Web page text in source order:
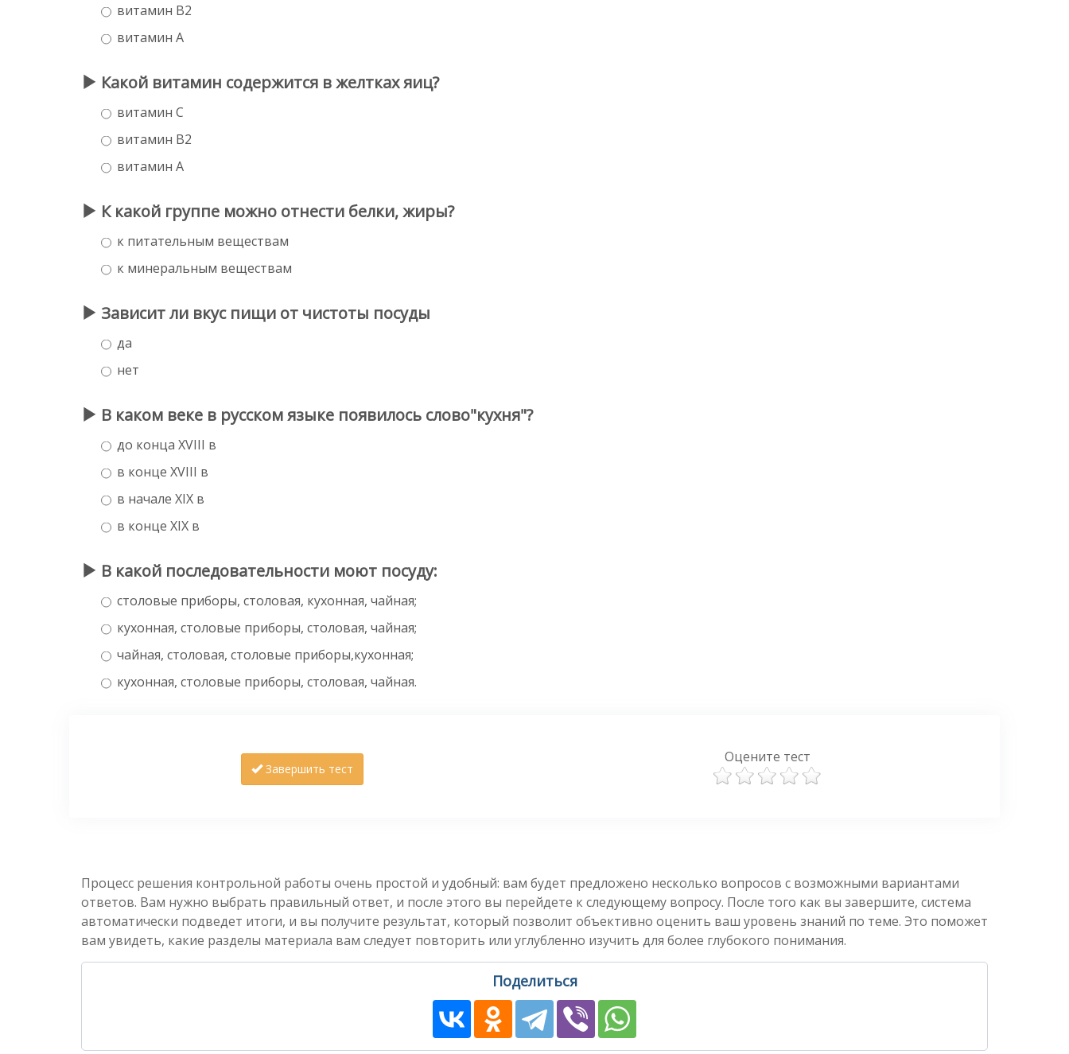
витамин В2
витамин А
Какой витамин содержится в желтках яиц?
витамин С
витамин В2
витамин А
К какой группе можно отнести белки, жиры?
к питательным веществам
к минеральным веществам
Зависит ли вкус пищи от чистоты посуды
да
нет
В каком веке в русском языке появилось слово"кухня"?
до конца XVIII в
в конце XVIII в
в начале XIX в
в конце XIX в
В какой последовательности моют посуду:
столовые приборы, столовая, кухонная, чайная;
кухонная, столовые приборы, столовая, чайная;
чайная, столовая, столовые приборы,кухонная;
кухонная, столовые приборы, столовая, чайная.
Завершить тест
Оцените тест
Процесс решения контрольной работы очень простой и удобный: вам будет предложено несколько вопросов с возможными вариантами
ответов. Вам нужно выбрать правильный ответ, и после этого вы перейдете к следующему вопросу. После того как вы завершите, система
автоматически подведет итоги, и вы получите результат, который позволит объективно оценить ваш уровень знаний по теме. Это поможет
вам увидеть, какие разделы материала вам следует повторить или углубленно изучить для более глубокого понимания.
Поделиться